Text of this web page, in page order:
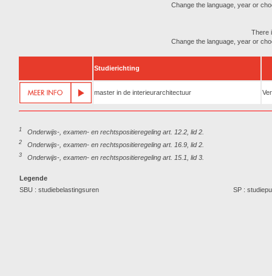
Change the language, year or
There
Change the language, year or
Studierichting
master in de interieurarchitectuur
1 Onderwijs-, examen- en rechtspositieregeling art. 12.2, lid 2.
2 Onderwijs-, examen- en rechtspositieregeling art. 16.9, lid 2.
3 Onderwijs-, examen- en rechtspositieregeling art. 15.1, lid 3.
Legende
SBU : studiebelastingsuren
SP :